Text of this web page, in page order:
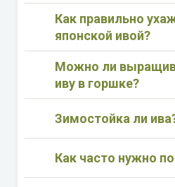
Как правильно
японской ивой?
Можно ли
иву в горшке?
Зимостойка ли
Как часто нужно